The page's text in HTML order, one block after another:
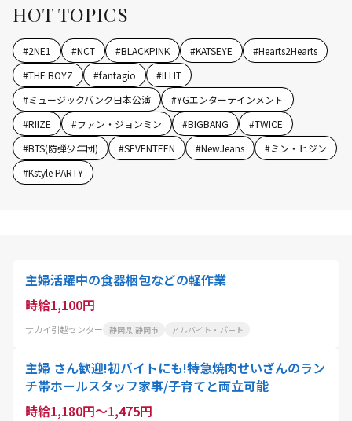
HOT TOPICS
#2NE1 #NCT #BLACKPINK #KATSEYE #Hearts2Hearts
#THE BOYZ #fantagio #ILLIT
#ミュージックバンク日本公演 #YGエンターテインメント
#RIIZE #ファン・ジョンミン #BIGBANG #TWICE
#BTS(防弾少年団) #SEVENTEEN #NewJeans #ミン・ヒジン
#Kstyle PARTY
主婦活躍中の食器梱包などの軽作業
時給1,100円
サカイ引越センター 静岡県 静岡市 アルバイト・パート
主婦 さん歓迎!初バイトにも!特急焼肉せいざんのラン
チ帯ホールスタッフ家事/子育てと両立可能
時給1,180円～1,475円